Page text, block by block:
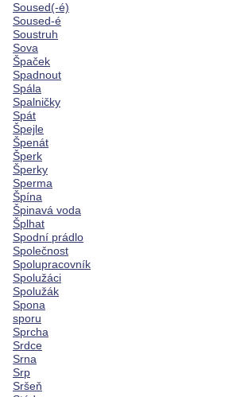
Soused(-é)
Soused-é
Soustruh
Sova
Špaček
Spadnout
Spála
Spalničky
Spát
Špejle
Špenát
Šperk
Šperky
Sperma
Špína
Špinavá voda
Šplhat
Spodní prádlo
Společnost
Spolupracovník
Spolužáci
Spolužák
Spona
sporu
Sprcha
Srdce
Srna
Srp
Sršeň